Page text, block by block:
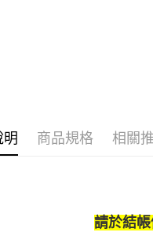
明 商品規格 相關
請於結